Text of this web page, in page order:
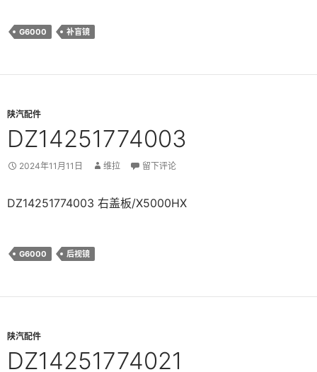
G6000 补盲镜
陕汽配件
DZ14251774003
2024年11月11日 维拉 留下评论
DZ14251774003 右盖板/X5000HX
G6000 后视镜
陕汽配件
DZ14251774021